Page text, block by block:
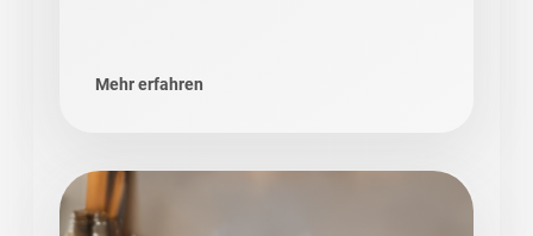
Mehr erfahren